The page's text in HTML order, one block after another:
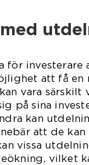
för investerare
att få en
vara
på sina
kan
att de kan
vissa
vilket